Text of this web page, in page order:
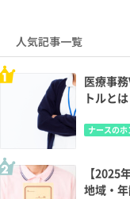
人気記事一覧
医療事
トルとは
ナースの
【2025
地域・